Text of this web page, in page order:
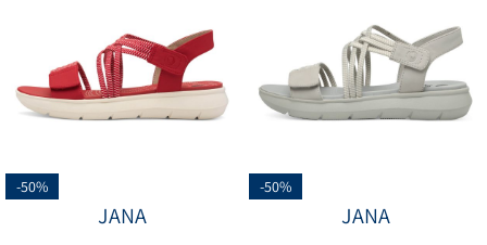
-50%
JANA
-50%
JANA